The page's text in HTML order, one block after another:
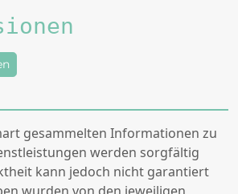
gesammelten Informationen zu
werden sorgfältig
kann jedoch nicht garantiert